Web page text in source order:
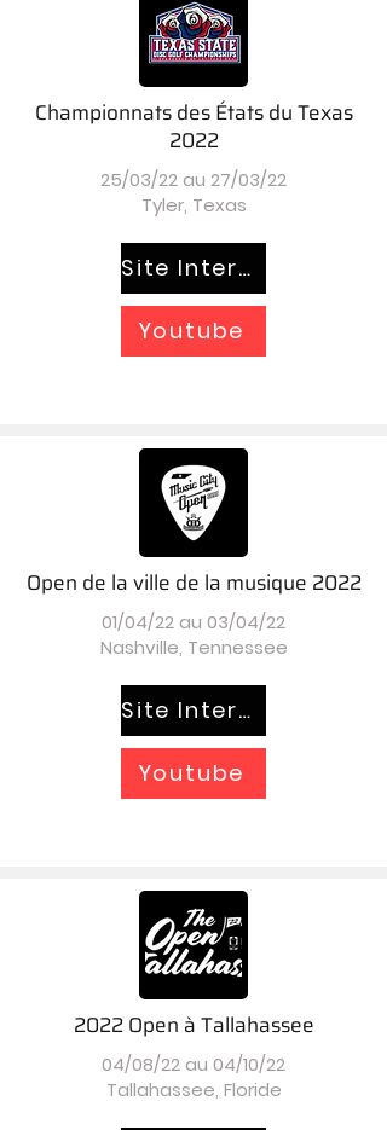
Championnats des États du Texas
2022
25/03/22 au 27/03/22
Tyler, Texas
Site Internet
Youtube
Open de la ville de la musique 2022
01/04/22 au 03/04/22
Nashville, Tennessee
Site Internet
Youtube
2022 Open à Tallahassee
04/08/22 au 04/10/22
Tallahassee, Floride